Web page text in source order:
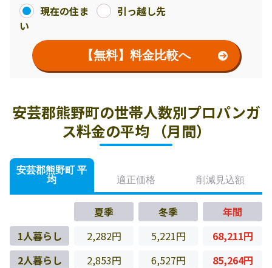
現在の住ま
い
引っ越し先
【無料】料金比較へ
安芸郡熊野町の世帯人数別プロパンガ
ス料金の平均 （月間）
安芸郡熊野町 平
均
適正価格 削減見込額
夏季 冬季
年間
1人暮らし
2,282円 5,221円
68,211円
2人暮らし
2,853円 6,527円
85,264円